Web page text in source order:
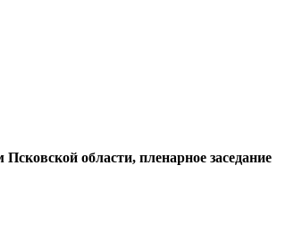
области, пленарное заседание